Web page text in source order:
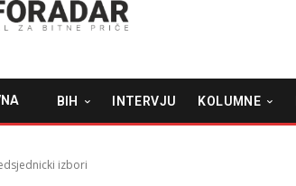
BIH INTERVJU KOLUMNE
izbori